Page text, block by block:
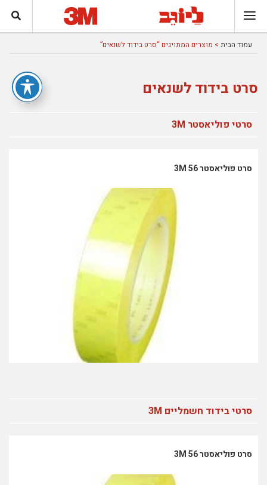
עמוד הבית > מוצרים המתויגים “סרט בידוד לשנאים”
סרט בידוד לשנאים
סרטי פוליאסטר 3M
סרט פוליאסטר 56 3M
סרטי בידוד חשמליים 3M
סרט פוליאסטר 56 3M